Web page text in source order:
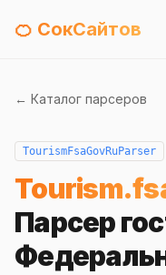
🍊 СокСайтов
← Каталог парсеров
TourismFsaGovRuParser
Парсер